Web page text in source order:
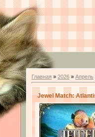
Главная » 2026 » Апрель
Jewel Match: